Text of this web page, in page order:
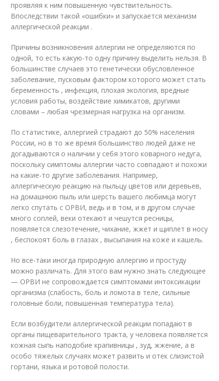
проявляя к ним повышенную чувствительность.
Впоследствии такой «ошибки» и запускается механизм
аллергической реакции .
Причины возникновения аллергии не определяются по
одной, то есть какую-то одну причину выделить нельзя. В
большинстве случаев это генетически обусловленное
заболевание, пусковым фактором которого может стать
беременность , инфекция, плохая экология, вредные
условия работы, воздействие химикатов, другими
словами – любая чрезмерная нагрузка на организм.
По статистике, аллергией страдают до 50% населения
России, но в то же время большинство людей даже не
догадываются о наличии у себя этого коварного недуга,
поскольку симптомы аллергии часто совпадают и похожи
на какие-то другие заболевания. Например,
аллергическую реакцию на пыльцу цветов или деревьев,
на домашнюю пыль или шерсть вашего любимца могут
легко спутать с ОРВИ, ведь и в том, и в другом случае
много соплей, веки отекают и чешутся ресницы,
появляется слезотечение, чихание, жжет и щиплет в носу
, беспокоят боль в глазах , высыпания на коже и кашель.
Но все-таки иногда природную аллергию и простуду
можно различать. Для этого вам нужно знать следующее
— ОРВИ не сопровождается симптомами интоксикации
организма (слабость, боль и ломота в теле, сильные
головные боли, повышенная температура тела).
Если возбудители аллергической реакции попадают в
органы пищеварительного тракта, у человека появляется
кожная сыпь наподобие крапивницы , зуд, жжение, а в
особо тяжелых случаях может развить и отек слизистой
гортани, языка и ротовой полости.